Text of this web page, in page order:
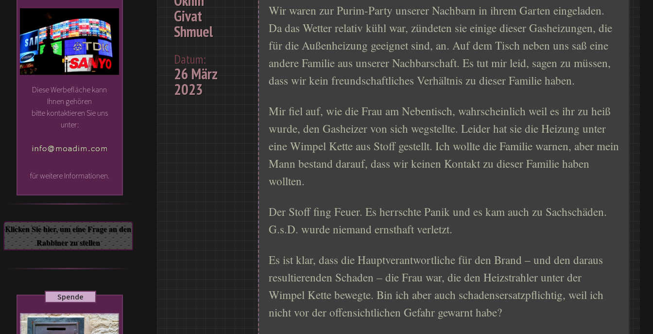
Givat
Shmuel
Datum:
26 März
2023
Wir waren zur Purim-Party unserer Nachbarn in ihrem Garten eingeladen.
Da das Wetter relativ kühl war, zündeten sie einige dieser Gasheizungen, die
für die Außenheizung geeignet sind, an. Auf dem Tisch neben uns saß eine
andere Familie aus unserer Nachbarschaft. Es tut mir leid, sagen zu müssen,
dass wir kein freundschaftliches Verhältnis zu dieser Familie haben.
Mir fiel auf, wie die Frau am Nebentisch, wahrscheinlich weil es ihr zu heiß
wurde, den Gasheizer von sich wegstellte. Leider hat sie die Heizung unter
eine Wimpel Kette aus Stoff gestellt. Ich wollte die Familie warnen, aber mein
Mann bestand darauf, dass wir keinen Kontakt zu dieser Familie haben
wollten.
Der Stoff fing Feuer. Es herrschte Panik und es kam auch zu Sachschäden.
G.s.D. wurde niemand ernsthaft verletzt.
Es ist klar, dass die Hauptverantwortliche für den Brand – und den daraus
resultierenden Schaden – die Frau war, die den Heizstrahler unter der
Wimpel Kette bewegte. Bin ich aber auch schadensersatzpflichtig, weil ich
nicht vor der offensichtlichen Gefahr gewarnt habe?
Diese Werbefläche kann
Ihnen gehören
bitte kontaktieren Sie uns
unter:
für weitere Informationen.
Klicken Sie hier, um eine Frage an den
Rabbiner zu stellen
Nachname*:
Spende